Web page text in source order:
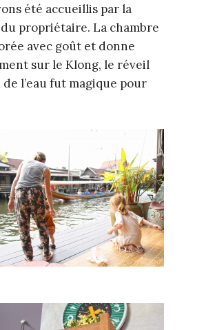
été accueillis par la
propriétaire. La chambre
avec goût et donne
sur le Klong, le réveil
l’eau fut magique pour